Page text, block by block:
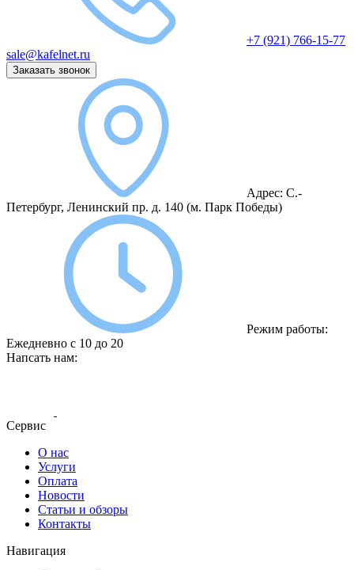
+7 (921) 766-15-77
sale@kafelnet.ru
Заказать звонок
Адрес: С.-
Петербург, Ленинский пр. д. 140 (м. Парк Победы)
Режим работы:
Ежедневно с 10 до 20
Напсать нам:
Сервис
О нас
Услуги
Оплата
Новости
Статьи и обзоры
Контакты
Навигация